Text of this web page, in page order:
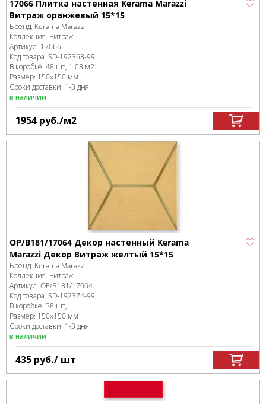
17066 Плитка настенная Kerama Marazzi
Витраж оранжевый 15*15
Бренд: Kerama Marazzi
Коллекция: Витраж
Артикул: 17066
Код товара: SD-192368-99
В коробке: 48 шт, 1.08 м2
Размер: 150x150 мм
Сроки доставки: 1-3 дня
в наличии
1954 руб./м2
OP/B181/17064 Декор настенный Kerama
Marazzi Декор Витраж желтый 15*15
Бренд: Kerama Marazzi
Коллекция: Витраж
Артикул: OP/B181/17064
Код товара: SD-192374-99
В коробке: 38 шт,
Размер: 150x150 мм
Сроки доставки: 1-3 дня
в наличии
435 руб./ шт